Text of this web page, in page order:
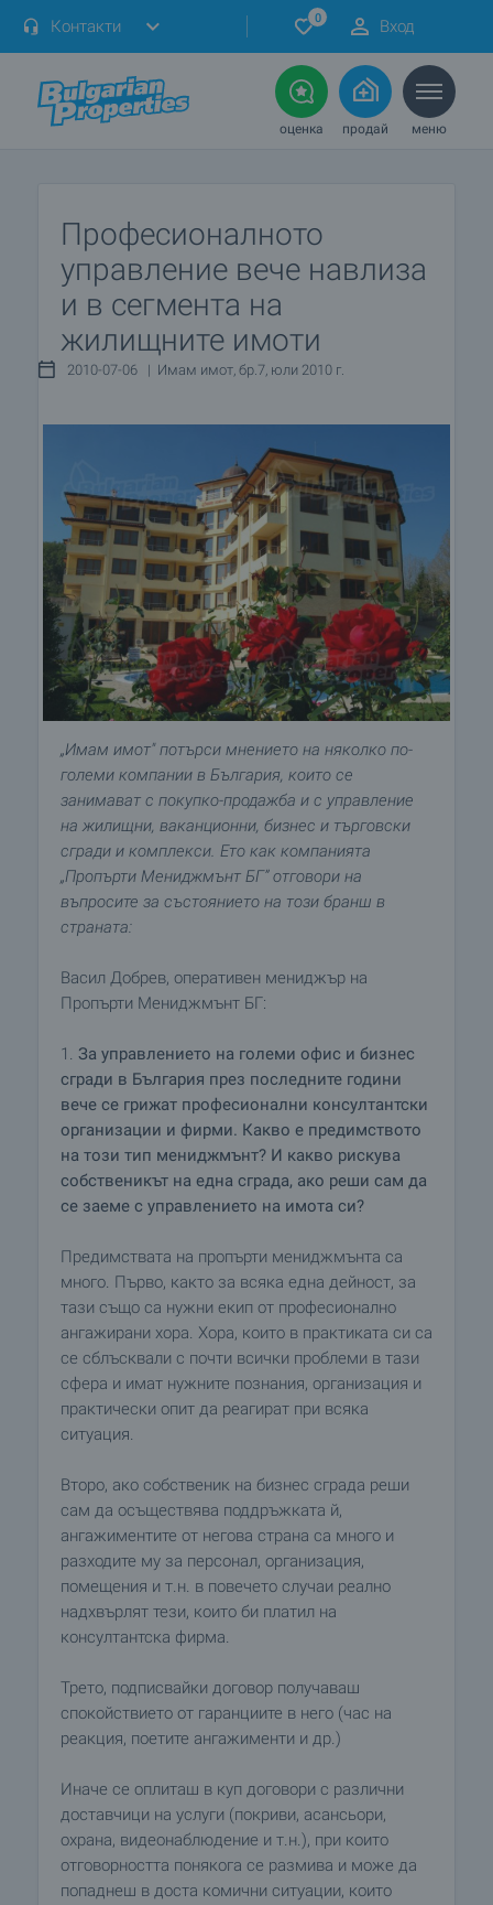
Контакти 0 Вход
оценка продай меню
Професионалното
управление вече навлиза
и в сегмента на
жилищните имоти
2010-07-06 | Имам имот, бр.7, юли 2010 г.
„Имам имот" потърси мнението на няколко по-
големи компании в България, които се
занимават с покупко-продажба и с управление
на жилищни, ваканционни, бизнес и търговски
сгради и комплекси. Ето как компанията
„Пропърти Мениджмънт БГ” отговори на
въпросите за състоянието на този бранш в
страната:
Васил Добрев, оперативен мениджър на
Пропърти Мениджмънт БГ:
1. За управлението на големи офис и бизнес
сгради в България през последните години
вече се грижат професионални консултантски
организации и фирми. Какво е предимството
на този тип мениджмънт? И какво рискува
собственикът на една сграда, ако реши сам да
се заеме с управлението на имота си?
Предимствата на пропърти мениджмънта са
много. Първо, както за всяка една дейност, за
тази също са нужни екип от професионално
ангажирани хора. Хора, които в практиката си са
се сблъсквали с почти всички проблеми в тази
сфера и имат нужните познания, организация и
практически опит да реагират при всяка
ситуация.
Второ, ако собственик на бизнес сграда реши
сам да осъществява поддръжката й,
ангажиментите от негова страна са много и
разходите му за персонал, организация,
помещения и т.н. в повечето случаи реално
надхвърлят тези, които би платил на
консултантска фирма.
Трето, подписвайки договор получаваш
спокойствието от гаранциите в него (час на
реакция, поетите ангажименти и др.)
Иначе се оплиташ в куп договори с различни
доставчици на услуги (покриви, асансьори,
охрана, видеонаблюдение и т.н.), при които
отговорността понякога се размива и може да
попаднеш в доста комични ситуации, които